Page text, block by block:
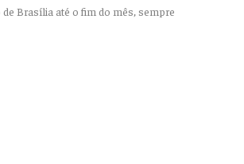
Brasília até o fim do mês, sempre